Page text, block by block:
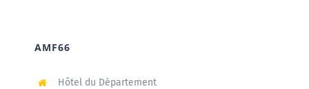
AMF66
Hôtel du Département